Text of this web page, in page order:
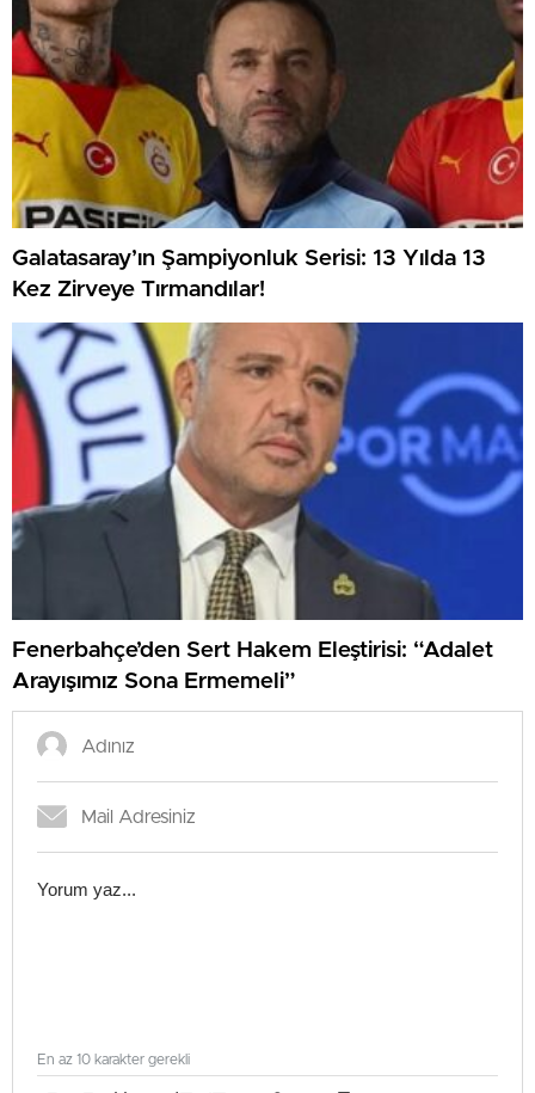
Galatasaray’ın Şampiyonluk Serisi: 13 Yılda 13
Kez Zirveye Tırmandılar!
Fenerbahçe’den Sert Hakem Eleştirisi: “Adalet
Arayışımız Sona Ermemeli”
En az 10 karakter gerekli